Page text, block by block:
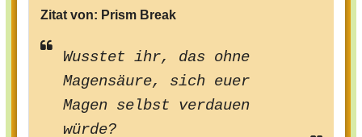
Zitat von: Prism Break
Wusstet ihr, das ohne
Magensäure, sich euer
Magen selbst verdauen
würde?